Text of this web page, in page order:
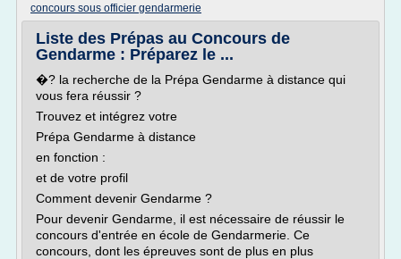
concours sous officier gendarmerie
Liste des Prépas au Concours de
Gendarme : Préparez le ...
�? la recherche de la Prépa Gendarme à distance qui
vous fera réussir ?
Trouvez et intégrez votre
Prépa Gendarme à distance
en fonction :
et de votre profil
Comment devenir Gendarme ?
Pour devenir Gendarme, il est nécessaire de réussir le
concours d'entrée en école de Gendarmerie. Ce
concours, dont les épreuves sont de plus en plus